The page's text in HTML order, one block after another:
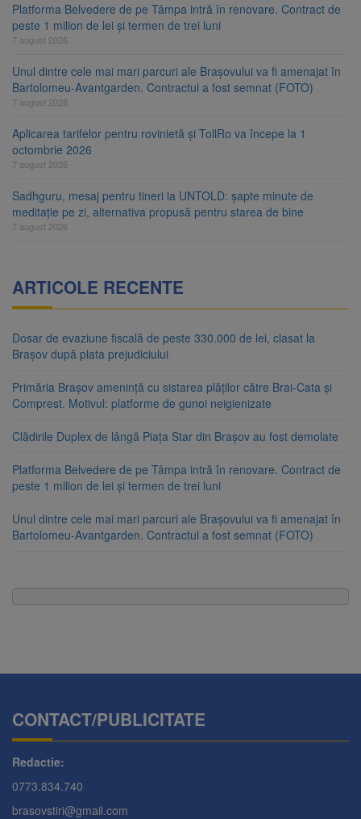
Platforma Belvedere de pe Tâmpa intră în renovare. Contract de
peste 1 milion de lei și termen de trei luni
7 august 2026
Unul dintre cele mai mari parcuri ale Brașovului va fi amenajat în
Bartolomeu-Avantgarden. Contractul a fost semnat (FOTO)
7 august 2026
Aplicarea tarifelor pentru rovinietă și TollRo va începe la 1
octombrie 2026
7 august 2026
Sadhguru, mesaj pentru tineri la UNTOLD: șapte minute de
meditație pe zi, alternativa propusă pentru starea de bine
7 august 2026
ARTICOLE RECENTE
Dosar de evaziune fiscală de peste 330.000 de lei, clasat la
Brașov după plata prejudiciului
Primăria Brașov amenință cu sistarea plăților către Brai-Cata și
Comprest. Motivul: platforme de gunoi neigienizate
Clădirile Duplex de lângă Piața Star din Brașov au fost demolate
Platforma Belvedere de pe Tâmpa intră în renovare. Contract de
peste 1 milion de lei și termen de trei luni
Unul dintre cele mai mari parcuri ale Brașovului va fi amenajat în
Bartolomeu-Avantgarden. Contractul a fost semnat (FOTO)
CONTACT/PUBLICITATE
Redactie:
0773.834.740
brasovstiri@gmail.com